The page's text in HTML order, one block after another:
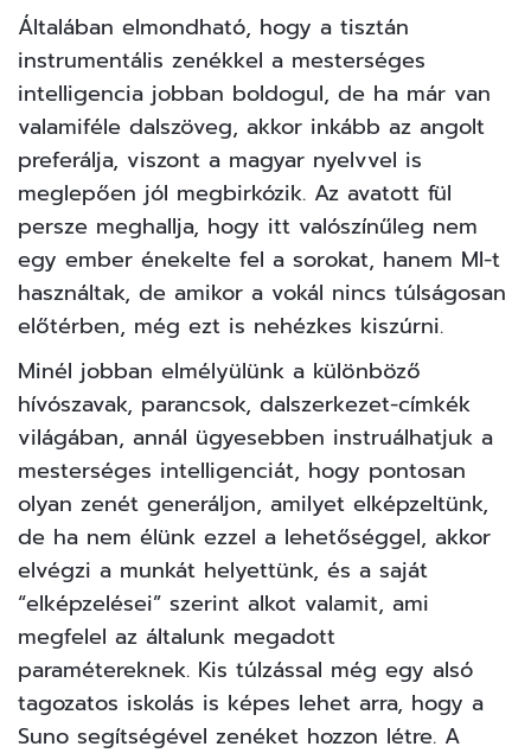
Általában elmondható, hogy a tisztán
instrumentális zenékkel a mesterséges
intelligencia jobban boldogul, de ha már van
valamiféle dalszöveg, akkor inkább az angolt
preferálja, viszont a magyar nyelvvel is
meglepően jól megbirkózik. Az avatott fül
persze meghallja, hogy itt valószínűleg nem
egy ember énekelte fel a sorokat, hanem MI-t
használtak, de amikor a vokál nincs túlságosan
előtérben, még ezt is nehézkes kiszúrni.
Minél jobban elmélyülünk a különböző
hívószavak, parancsok, dalszerkezet-címkék
világában, annál ügyesebben instruálhatjuk a
mesterséges intelligenciát, hogy pontosan
olyan zenét generáljon, amilyet elképzeltünk,
de ha nem élünk ezzel a lehetőséggel, akkor
elvégzi a munkát helyettünk, és a saját
“elképzelései” szerint alkot valamit, ami
megfelel az általunk megadott
paramétereknek. Kis túlzással még egy alsó
tagozatos iskolás is képes lehet arra, hogy a
Suno segítségével zenéket hozzon létre. A